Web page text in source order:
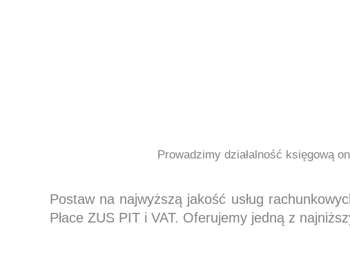
Prowadzimy działalność księgową
Postaw na najwyższą jakość usług
Płace ZUS PIT i VAT. Oferujemy jedną z